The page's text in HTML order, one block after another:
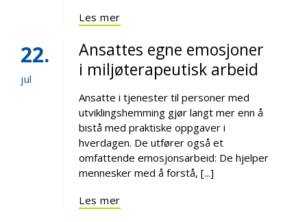
Les mer
22
jul
Ansattes egne emosjoner
i miljøterapeutisk arbeid
Ansatte i tjenester til personer med
utviklingshemming gjør langt mer enn å
bistå med praktiske oppgaver i
hverdagen. De utfører også et
omfattende emosjonsarbeid: De hjelper
mennesker med å forstå, [...]
Les mer